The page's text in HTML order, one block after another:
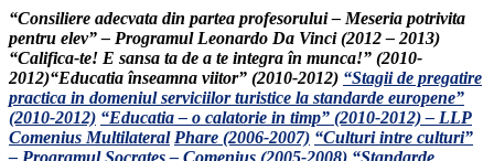
“Consiliere adecvata din partea profesorului – Meseria potrivita
pentru elev” – Programul Leonardo Da Vinci (2012 – 2013)
“Califica-te! E sansa ta de a te integra în munca!” (2010-
2012)“Educatia înseamna viitor” (2010-2012) “Stagii de pregatire
practica in domeniul serviciilor turistice la standarde europene”
(2010-2012) “Educatia – o calatorie in timp” (2010-2012) – LLP
Comenius Multilateral Phare (2006-2007) “Culturi intre culturi”
– Programul Socrates – Comenius (2005-2008) “Standarde